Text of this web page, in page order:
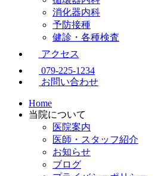
消化器内科
予防接種
健診・各種検査
アクセス
079-225-1234
お問い合わせ
Home
当院について
医院案内
医師・スタッフ紹介
お知らせ
ブログ